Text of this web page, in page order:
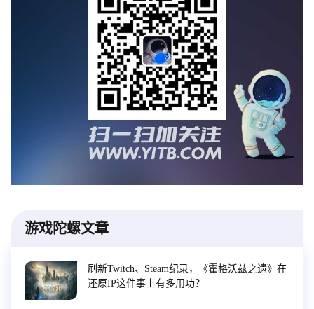
游戏陀螺文章
刷新Twitch、Steam纪录，《霍格沃兹之遗》在
还原IP这件事上有多用功？